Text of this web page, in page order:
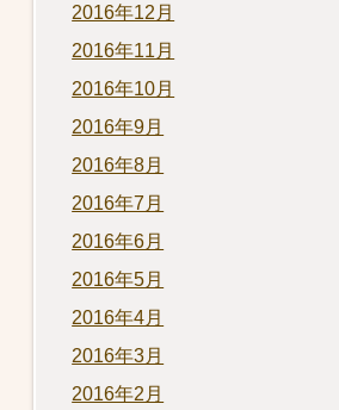
2016年12月
2016年11月
2016年10月
2016年9月
2016年8月
2016年7月
2016年6月
2016年5月
2016年4月
2016年3月
2016年2月